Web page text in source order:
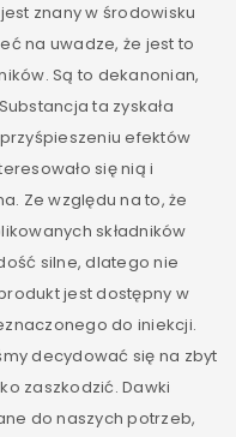
znany w środowisku
na uwadze, że jest to
Są to dekanonian,
ta zyskała
efektów
się nią i
Ze względu na to, że
składników
silne, dlatego nie
jest dostępny w
do iniekcji.
decydować się na zbyt
zaszkodzić. Dawki
do naszych potrzeb,